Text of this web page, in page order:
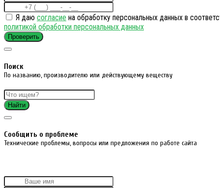
Я даю согласие на обработку персональных данных в
политикой обработки персональных данных
Проверить
Поиск
По названию, производителю или действующему веществу
Найти
Cообщить о проблеме
Технические проблемы, вопросы или предложения по работе сайта